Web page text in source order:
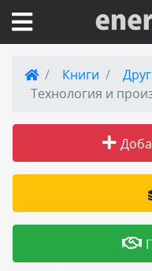
Вход на сайт
Публикации
Книги